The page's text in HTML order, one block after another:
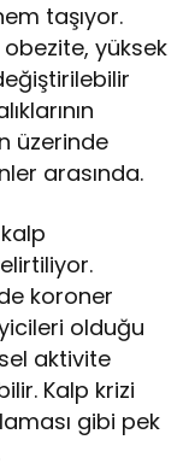
taşıyor.
obezite, yüksek
üzerinde
arasında.
koroner
olduğu
aktivite
Kalp krizi
gibi pek